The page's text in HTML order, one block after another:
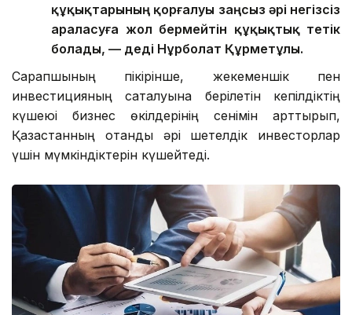
құқықтарының қорғалуы заңсыз әрі негізсіз
араласуға жол бермейтін құқықтық тетік
болады, — деді Нұрболат Құрметұлы.
Сарапшының пікірінше, жекеменшік пен
инвестицияның сақталуына берілетін кепілдіктің
күшеюі бизнес өкілдерінің сенімін арттырып,
Қазақстанның отандық әрі шетелдік инвесторлар
үшін мүмкіндіктерін күшейтеді.